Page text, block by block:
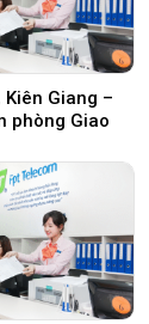
Kiên Giang –
phòng Giao